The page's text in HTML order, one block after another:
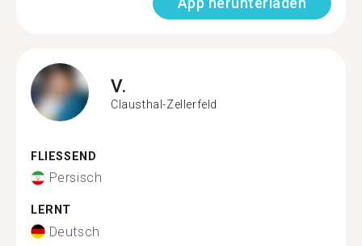
V.
Clausthal-Zellerfeld
FLIESSEND
Persisch
LERNT
Deutsch